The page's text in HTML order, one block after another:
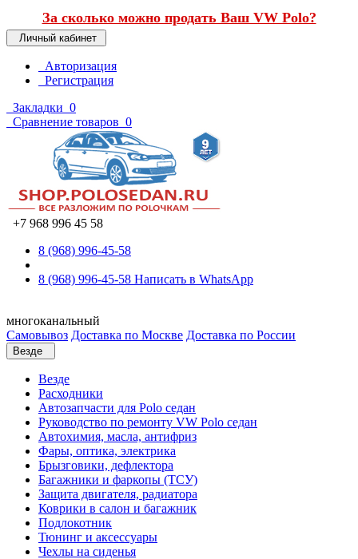
За сколько можно продать Ваш VW Polo?
Личный кабинет
Авторизация
Регистрация
Закладки 0
Сравнение товаров 0
+7 968 996 45 58
8 (968) 996-45-58
8 (968) 996-45-58 Написать в WhatsApp
многоканальный
Самовывоз Доставка по Москве Доставка по России
Везде
Везде
Расходники
Автозапчасти для Polo седан
Руководство по ремонту VW Polo седан
Автохимия, масла, антифриз
Фары, оптика, электрика
Брызговики, дефлектора
Багажники и фаркопы (ТСУ)
Защита двигателя, радиатора
Коврики в салон и багажник
Подлокотник
Тюнинг и аксессуары
Чехлы на сиденья